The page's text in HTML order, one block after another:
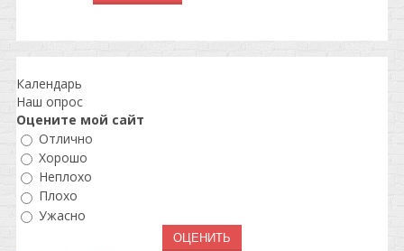
Календарь
Наш опрос
Оцените мой сайт
Отлично
Хорошо
Неплохо
Плохо
Ужасно